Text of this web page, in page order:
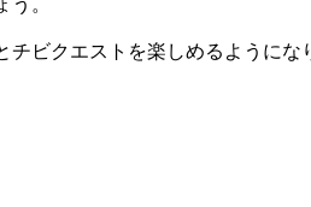
チビクエストを楽しめるようにな